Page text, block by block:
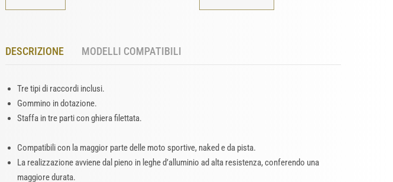
DESCRIZIONE MODELLI COMPATIBILI
Tre tipi di raccordi inclusi.
Gommino in dotazione.
Staffa in tre parti con ghiera filettata.
Compatibili con la maggior parte delle moto sportive, naked e da pista.
La realizzazione avviene dal pieno in leghe d’alluminio ad alta resistenza, conferendo una
maggiore durata.